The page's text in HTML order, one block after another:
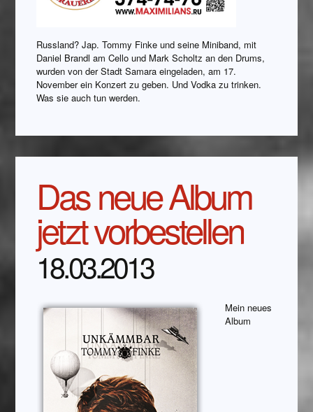
Russland? Jap. Tommy Finke und seine Miniband, mit
Daniel Brandl am Cello und Mark Scholtz an den Drums,
wurden von der Stadt Samara eingeladen, am 17.
November ein Konzert zu geben. Und Vodka zu trinken.
Was sie auch tun werden.
Das neue Album
jetzt vorbestellen
18.03.2013
Mein neues
Album